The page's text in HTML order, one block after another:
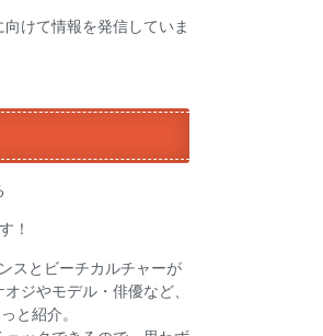
けて情報を発信していま
！
スとビーチカルチャーが
ジやモデル・俳優など、
と紹介。